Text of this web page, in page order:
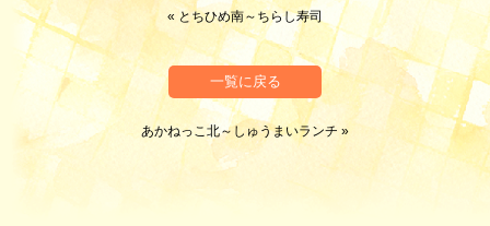
« とちひめ南～ちらし寿司
一覧に戻る
あかねっこ北～しゅうまいランチ »